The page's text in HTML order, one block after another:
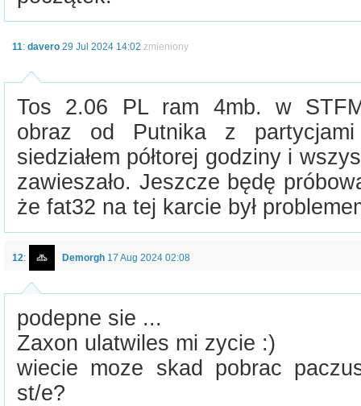
11: davero 29 Jul 2024 14:02 zmieniony
Tos 2.06 PL ram 4mb. w STFM
obraz od Putnika z
siedziałem półtorej godziny i
zawieszało. Jeszcze będę
że fat32 na tej karcie był
12: Demorgh 17 Aug 2024 02:08
podepne sie ...
Zaxon ulatwiles mi zycie :)
wiecie moze skad pobrac
st/e?